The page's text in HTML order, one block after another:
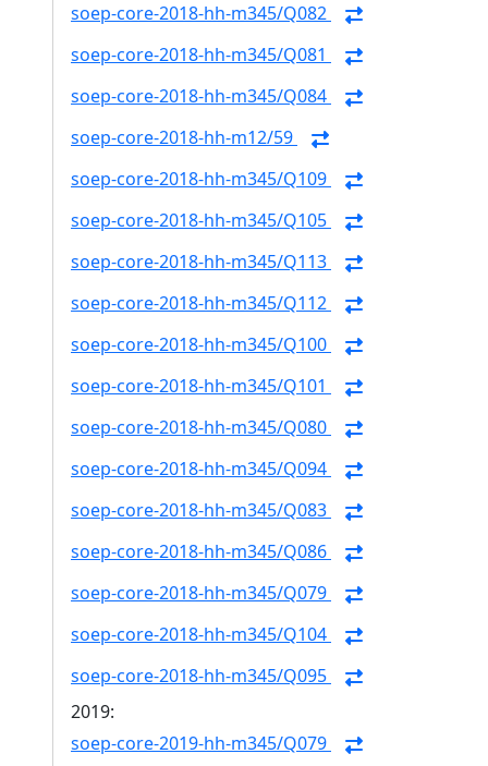
soep-core-2018-hh-m345/Q082
soep-core-2018-hh-m345/Q081
soep-core-2018-hh-m345/Q084
soep-core-2018-hh-m12/59
soep-core-2018-hh-m345/Q109
soep-core-2018-hh-m345/Q105
soep-core-2018-hh-m345/Q113
soep-core-2018-hh-m345/Q112
soep-core-2018-hh-m345/Q100
soep-core-2018-hh-m345/Q101
soep-core-2018-hh-m345/Q080
soep-core-2018-hh-m345/Q094
soep-core-2018-hh-m345/Q083
soep-core-2018-hh-m345/Q086
soep-core-2018-hh-m345/Q079
soep-core-2018-hh-m345/Q104
soep-core-2018-hh-m345/Q095
2019:
soep-core-2019-hh-m345/Q079